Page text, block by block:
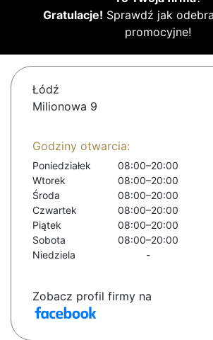
Gratulacje! Sprawdź jak
promocyjne!
Łódź
Milionowa 9
Godziny otwarcia:
Poniedziałek
08:00–20:00
Wtorek
08:00–20:00
Środa
08:00–20:00
Czwartek
08:00–20:00
Piątek
08:00–20:00
Sobota
08:00–20:00
Niedziela
-
Zobacz profil firmy na